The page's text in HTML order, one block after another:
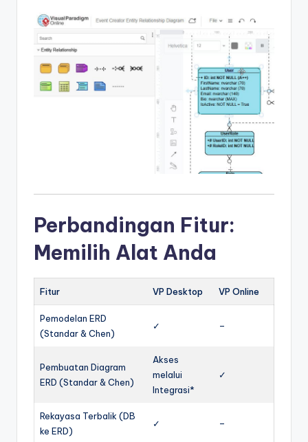
Perbandingan Fitur:
Memilih Alat Anda
Fitur VP Desktop VP Online
Pemodelan ERD
(Standar & Chen)
✓ –
Pembuatan Diagram
ERD (Standar & Chen)
Akses
melalui
Integrasi*
✓
Rekayasa Terbalik (DB
ke ERD)
✓ –